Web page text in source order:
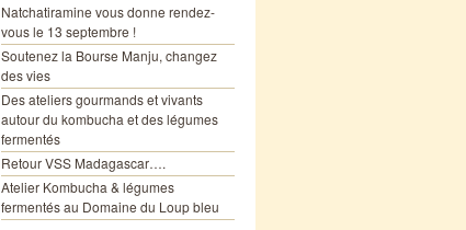
Natchatiramine vous donne rendez-
vous le 13 septembre !
Soutenez la Bourse Manju, changez
des vies
Des ateliers gourmands et vivants
autour du kombucha et des légumes
fermentés
Retour VSS Madagascar….
Atelier Kombucha & légumes
fermentés au Domaine du Loup bleu